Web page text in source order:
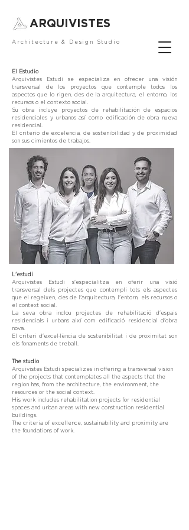
ARQUIVISTES
Architecture & Design Studio
El Estudio
Arquivistes Estudi se especializa en ofrecer una visión
transversal de los proyectos que contemple todos los
aspectos que lo rigen, des de la arquitectura, el entorno, los
recursos o el contexto social.
Su obra incluye proyectos de rehabilitación de espacios
residenciales y urbanos así como edificación de obra nueva
residencial.
El criterio de excelencia, de sostenibilidad y de proximidad
son sus cimientos de trabajos.
L'estudi
Arquivistes Estudi s'especialitza en oferir una visió
transversal dels projectes que contempli tots els aspectes
que el regeixen, des de l'arquitectura, l'entorn, els recursos o
el context social.
La seva obra inclou projectes de rehabilitació d'espais
residencials i urbans així com edificació residencial d'obra
nova.
El criteri d'excel·lència, de sostenibilitat i de proximitat son
els fonaments de treball.
The studio
Arquivistes Estudi specializes in offering a transversal vision
of the projects that contemplates all the aspects that the
region has, from the architecture, the environment, the
resources or the social context.
His work includes rehabilitation projects for residential
spaces and urban areas with new construction residential
buildings.
The criteria of excellence, sustainability and proximity are
the foundations of work.